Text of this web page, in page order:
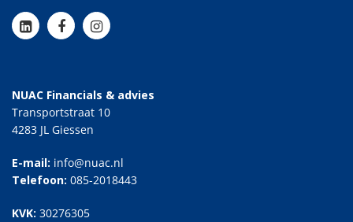
NUAC Financials & advies
Transportstraat 10
4283 JL Giessen
E-mail: info@nuac.nl
Telefoon: 085-2018443
KVK: 30276305